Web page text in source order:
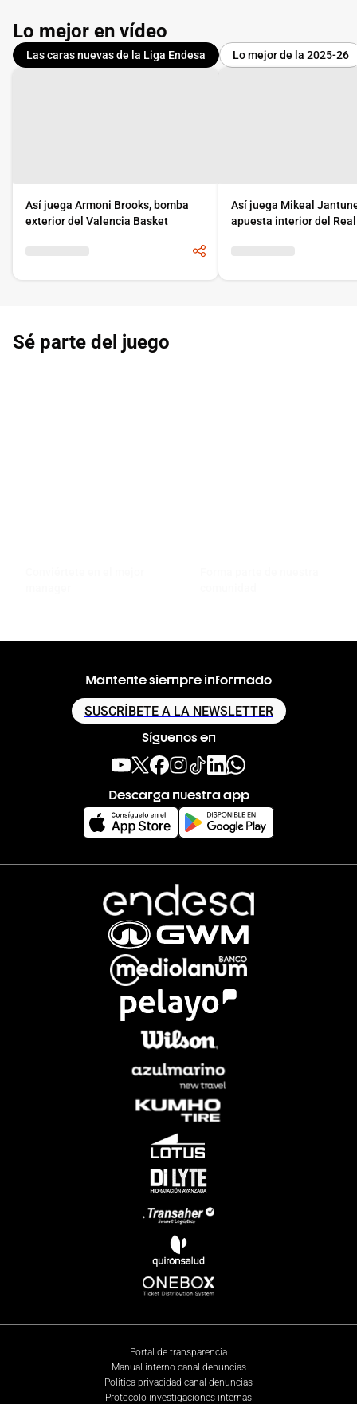
Lo mejor en vídeo
Las caras nuevas de la Liga Endesa Lo mejor de la 2025-26
Así juega Armoni Brooks, bomba
exterior del Valencia Basket
Así juega Mikeal
apuesta interior del
Sé parte del juego
Mantente siempre informado
SUSCRÍBETE A LA NEWSLETTER
Síguenos en
Descarga nuestra app
Portal de transparencia
Manual interno canal denuncias
Política privacidad canal denuncias
Protocolo investigaciones internas